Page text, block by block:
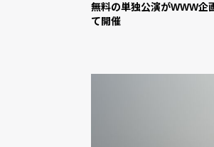
無料の単独公演がWWW企
て開催